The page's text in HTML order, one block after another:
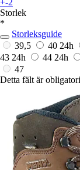
Storlek
*
Storleksguide
39,5
40 24h
43 24h 44 24h
47
Detta fält är